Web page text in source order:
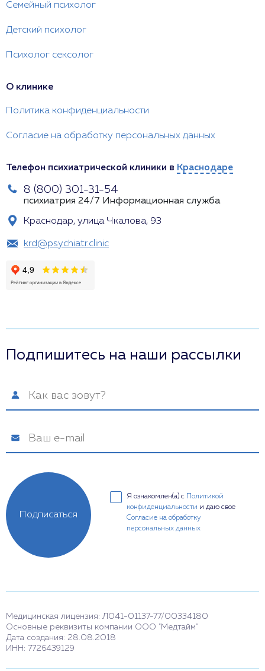
Семейный психолог
Детский психолог
Психолог сексолог
О клинике
Политика конфиденциальности
Согласие на обработку персональных данных
Телефон психиатрической клиники в Краснодаре
8 (800) 301-31-54
психиатрия 24/7 Информационная служба
Краснодар, улица Чкалова, 93
krd@psychiatr.clinic
Подпишитесь на наши рассылки
Я ознакомлен(а) с
Политикой
конфиденциальности и даю свое
Согласие на обработку
персональных данных
Подписаться
Медицинская лицензия: Л041-01137-77/00334180
Основные реквизиты компании ООО "Медтайм"
Дата создания: 28.08.2018
ИНН: 7726439129